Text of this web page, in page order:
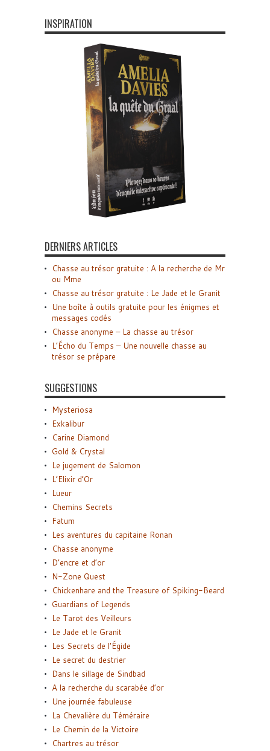
INSPIRATION
DERNIERS ARTICLES
Chasse au trésor gratuite : A la recherche de Mr
ou Mme
Chasse au trésor gratuite : Le Jade et le Granit
Une boîte à outils gratuite pour les énigmes et
messages codés
Chasse anonyme – La chasse au trésor
L’Écho du Temps – Une nouvelle chasse au
trésor se prépare
SUGGESTIONS
Mysteriosa
Exkalibur
Carine Diamond
Gold & Crystal
Le jugement de Salomon
L’Elixir d’Or
Lueur
Chemins Secrets
Fatum
Les aventures du capitaine Ronan
Chasse anonyme
D’encre et d’or
N-Zone Quest
Chickenhare and the Treasure of Spiking-Beard
Guardians of Legends
Le Tarot des Veilleurs
Le Jade et le Granit
Les Secrets de l’Égide
Le secret du destrier
Dans le sillage de Sindbad
A la recherche du scarabée d’or
Une journée fabuleuse
La Chevalière du Téméraire
Le Chemin de la Victoire
Chartres au trésor